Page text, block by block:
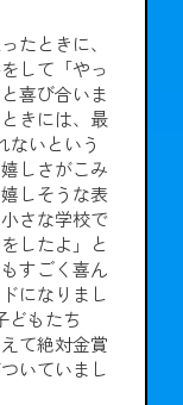
たときに、
して「やっ
喜び合いま
きには、最
ないという
しさがこみ
しそうな表
さな学校で
したよ」と
すごく喜ん
になりまし
どもたち
て絶対金賞
いていまし